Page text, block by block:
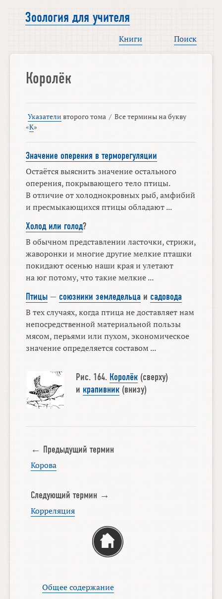
Зоология для учителя
Книги Поиск
Королёк
Указатели второго тома / Все термины на букву
«К»
Значение оперения в терморегуляции
Остаётся выяснить значение остального
оперения, покрывающего тело птицы.
В отличие от холоднокровных рыб, амфибий
и пресмыкающихся птицы обладают ...
Холод или голод?
В обычном представлении ласточки, стрижи,
жаворонки и многие другие мелкие пташки
покидают осенью наши края и улетают
на юг потому, что такие мелкие ...
Птицы — союзники земледельца и садовода
В тех случаях, когда птица не доставляет нам
непосредственной материальной пользы
мясом, перьями или пухом, экономическое
значение определяется составом ...
Рис. 164. Королёк(сверху)
и крапивник(внизу)
← Предыдущий термин
Корова
Следующий термин →
Корреляция
Общее содержание